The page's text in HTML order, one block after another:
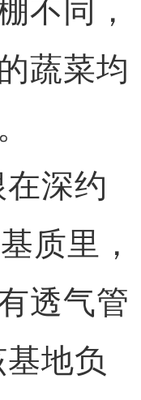
不同，
蔬菜均
深约
质里，
透气管
地负